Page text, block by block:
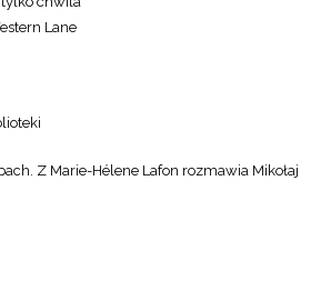
Lane
Z Marie-Hélene Lafon rozmawia Mikołaj